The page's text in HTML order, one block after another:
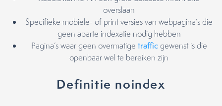
overslaan
Specifieke mobiele- of print versies van webpagina’s die
geen aparte indexatie nodig hebben
Pagina’s waar geen overmatige trafficgewenst is die
openbaar wel te bereiken zijn
Definitie noindex